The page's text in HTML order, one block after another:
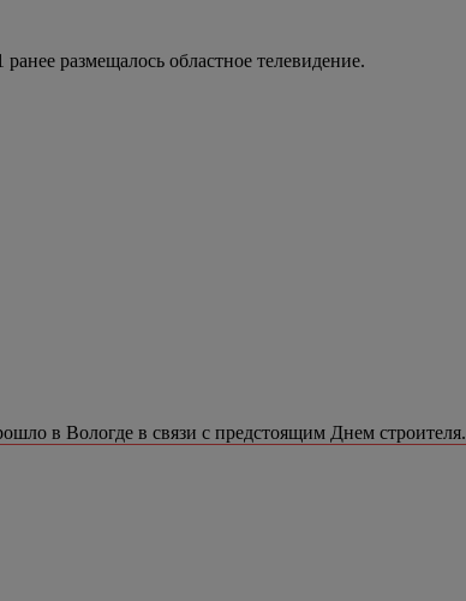
размещалось областное телевидение.
в Вологде в связи с предстоящим Днем строителя.